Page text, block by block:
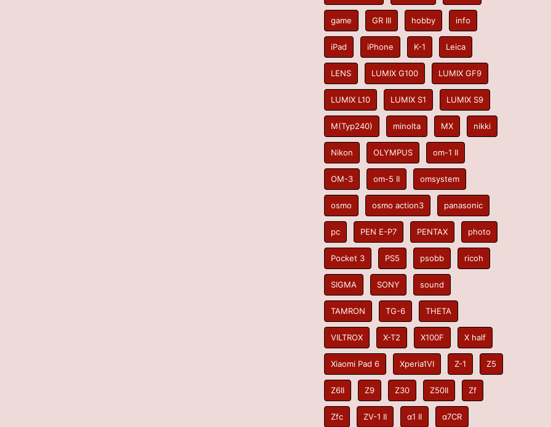
game GR III hobby info
iPad iPhone K-1 Leica
LENS LUMIX G100 LUMIX GF9
LUMIX L10 LUMIX S1 LUMIX S9
M(Typ240) minolta MX nikki
Nikon OLYMPUS om-1 II
OM-3 om-5 II omsystem
osmo osmo action3 panasonic
pc PEN E-P7 PENTAX photo
Pocket 3 PS5 psobb ricoh
SIGMA SONY sound
TAMRON TG-6 THETA
VILTROX X-T2 X100F X half
Xiaomi Pad 6 Xperia1VI Z-1 Z5
Z6II Z9 Z30 Z50II Zf
Zfc ZV-1 II α1 II α7CR